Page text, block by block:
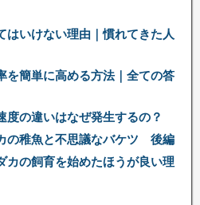
はいけない理由｜慣れてきた人
を簡単に高める方法｜全ての答
度の違いはなぜ発生するの？
の稚魚と不思議なバケツ 後編
カの飼育を始めたほうが良い理